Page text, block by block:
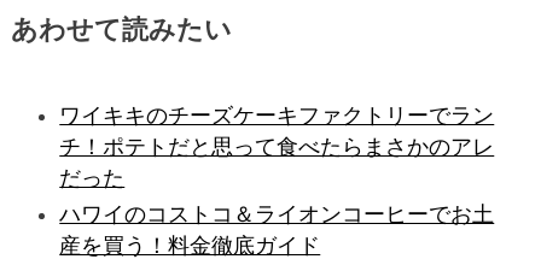
あわせて読みたい
ワイキキのチーズケーキファクトリーでラン
チ！ポテトだと思って食べたらまさかのアレ
だった
ハワイのコストコ＆ライオンコーヒーでお土
産を買う！料金徹底ガイド